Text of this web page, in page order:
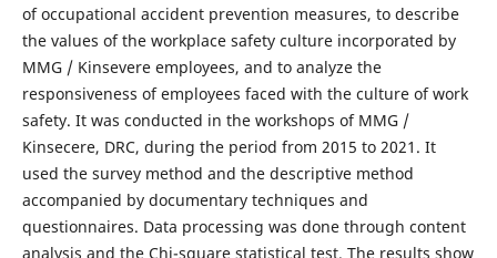
of occupational accident prevention measures, to describe
the values of the workplace safety culture incorporated by
MMG / Kinsevere employees, and to analyze the
responsiveness of employees faced with the culture of work
safety. It was conducted in the workshops of MMG /
Kinsecere, DRC, during the period from 2015 to 2021. It
used the survey method and the descriptive method
accompanied by documentary techniques and
questionnaires. Data processing was done through content
analysis and the Chi-square statistical test. The results show